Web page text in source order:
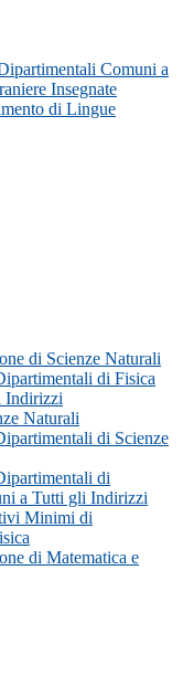
Comuni a
Insegnate
di Lingue
di Scienze Naturali
di Fisica
Indirizzi
Naturali
di Scienze
di
a Tutti gli Indirizzi
Minimi di
di Matematica e